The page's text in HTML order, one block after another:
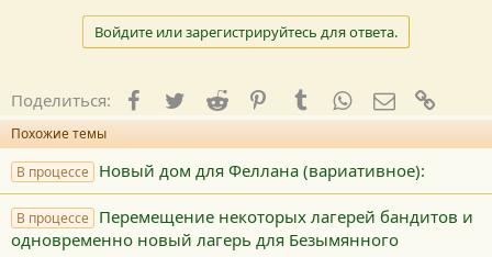
Войдите или зарегистрируйтесь для ответа.
Поделиться: Facebook
TwitterReddit PinterestTumblrWhatsApp
E-mail
Похожие темы
В процессе Новый дом для Феллана (вариативное):
В процессе Перемещение некоторых лагерей бандитов и
одновременно новый лагерь для Безымянного